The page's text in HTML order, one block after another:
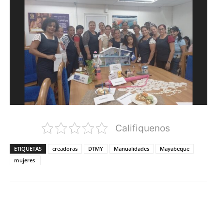
Califiquenos
ETIQUETAS creadoras DTMY Manualidades
Mayabeque
mujeres